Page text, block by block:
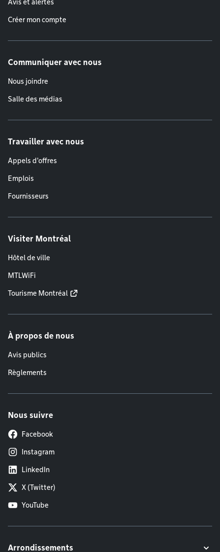
Avis et alertes
Créer mon compte
Communiquer avec nous
Nous joindre
Salle des médias
Travailler avec nous
Appels d'offres
Emplois
Fournisseurs
Visiter Montréal
Hôtel de ville
MTLWiFi
Tourisme Montréal
À propos de nous
Avis publics
Règlements
Nous suivre
Facebook
Instagram
LinkedIn
X (Twitter)
YouTube
Arrondissements